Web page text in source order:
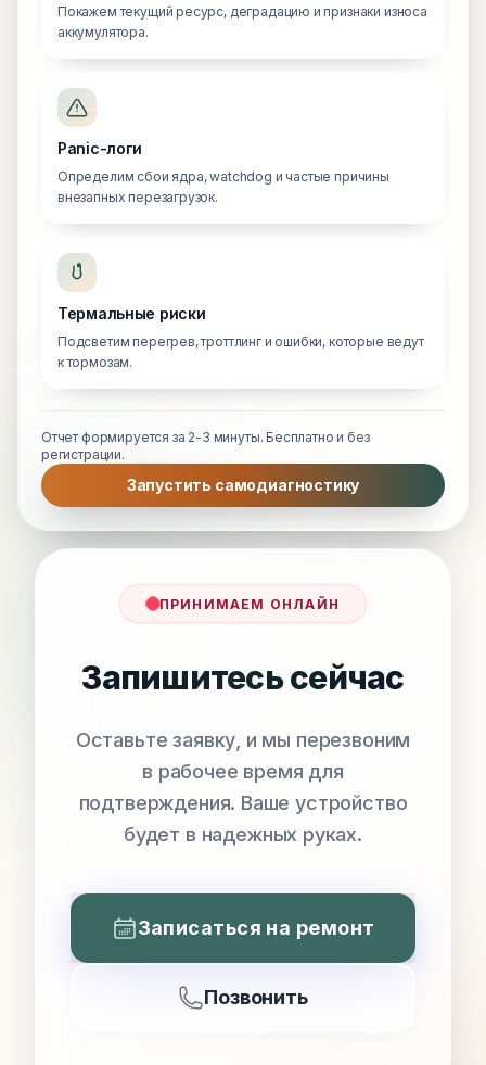
Покажем текущий ресурс, деградацию и признаки износа
аккумулятора.
Panic-логи
Определим сбои ядра, watchdog и частые причины
внезапных перезагрузок.
Термальные риски
Подсветим перегрев, троттлинг и ошибки, которые ведут
к тормозам.
Отчет формируется за 2-3 минуты. Бесплатно и без
регистрации.
Запустить самодиагностику
ПРИНИМАЕМ ОНЛАЙН
Запишитесь сейчас
Оставьте заявку, и мы перезвоним
в рабочее время для
подтверждения. Ваше устройство
будет в надежных руках.
Записаться на ремонт
Позвонить